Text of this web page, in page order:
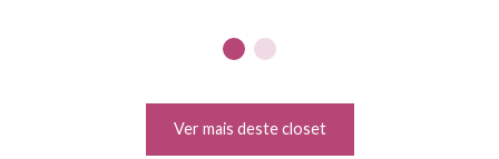
Ver mais deste closet